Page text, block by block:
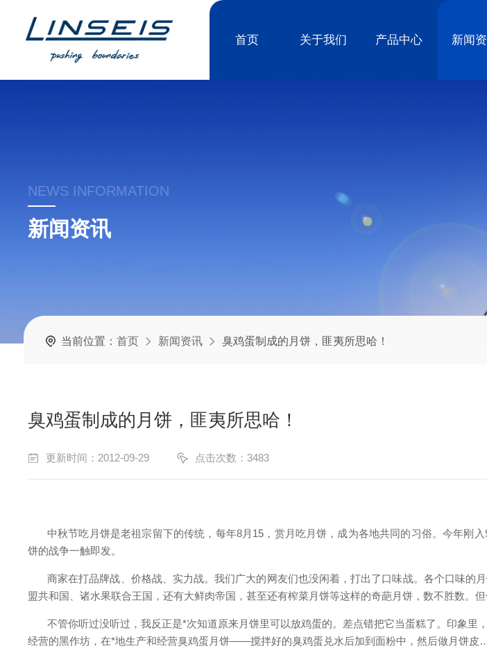
首页 关于我们 产品中心 新闻
NEWS INFORMATION
新闻资讯
当前位置： 首页 新闻资讯 臭鸡蛋制成的月饼，匪夷所思哈！
臭鸡蛋制成的月饼，匪夷所思哈！
更新时间：2012-09-29 点击次数：3483
中秋节吃月饼是老祖宗留下的传统，每年8月 15 ，赏月吃月饼，成为各地共同的习俗。今年刚入
饼的战争一触即发。
商家在打品牌战、价格战、实力战。我们广大的网友们也没闲着，打出了口味战。各个口味
盟共和国、诸水果联合王国，还有大鲜肉帝国，甚至还有榨菜月饼等这样的奇葩月饼，数不胜数。
不管你听过没听过，我反正是*次知道原来月饼里可以放鸡蛋的。差点错把它当蛋糕了。印象
经营的黑作坊，在*地生产和经营臭鸡蛋月饼——搅拌好的臭鸡蛋兑水后加到面粉中，然后做月饼